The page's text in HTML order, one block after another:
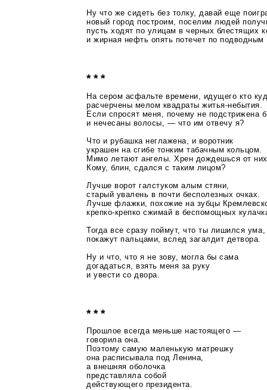
Ну что же сидеть без толку, давай еще
новый город построим, поселим людей
пусть ходят по улицам в черных блестящих
и жирная нефть опять потечет по подводным
* * *
На сером асфальте времени, идущего кто
расчерчены мелом квадратыжитья-небытия
Если спросят меня, почему не подстрижена
и нечесаны волосы, — что им отвечу я?
Что и рубашка неглажена, и воротник
украшен на сгибе тонким табачным кольцом.
Мимо летают ангелы. Хрен дождешься от
Кому, блин, сдался с таким лицом?
Лучше ворот галстуком алым стяни,
старый увалень в почти бесполезных очках.
Лучше флажки, похожие на зубцы
крепко-крепко сжимай в беспомощных
Тогда все сразу поймут, что ты лишился ума,
покажут пальцами, вслед загалдит детвора.
Ну и что, что я не зову, могла бы сама
догадаться, взять меня за руку
и увести со двора.
* * *
Прошлое всегда меньше настоящего —
говорила она.
Поэтому самую маленькую матрешку
она расписывала под Ленина,
а внешняя оболочка
представляла собой
действующего президента.